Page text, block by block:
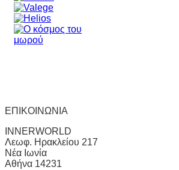
ΕΠΙΚΟΙΝΩΝΙΑ
INNERWORLD
Λεωφ. Ηρακλείου 217
Νέα Ιωνία
Αθήνα 14231